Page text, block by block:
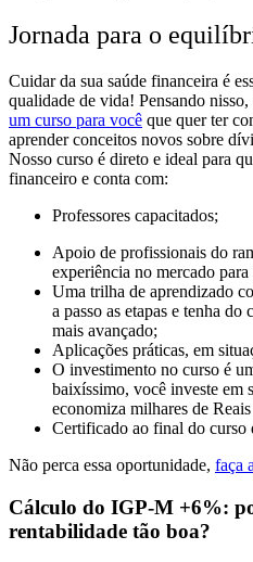
Jornada para o
Cuidar da sua saúde financeira é
qualidade de vida! Pensando
um curso para você que quer ter
aprender conceitos novos sobre
Nosso curso é direto e ideal para
financeiro e conta com:
Professores capacitados;
Apoio de profissionais do
experiência no mercado
Uma trilha de aprendizado
a passo as etapas e tenha
mais avançado;
Aplicações práticas, em
O investimento no curso é
baixíssimo, você investe em
economiza milhares de
Certificado ao final do curso
Não perca essa oportunidade, faça
Cálculo do IGP-M +6%:
rentabilidade tão boa?